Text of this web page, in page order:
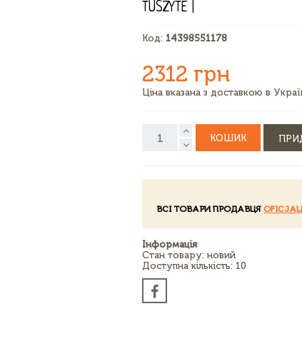
TUSZYTE |
Код: 14398551178
2312 грн
Ціна вказана з доставкою в
КОШИК
ВСІ ТОВАРИ ПРОДАВЦЯ
Інформація
Стан товару: новий
Доступна кількість: 10